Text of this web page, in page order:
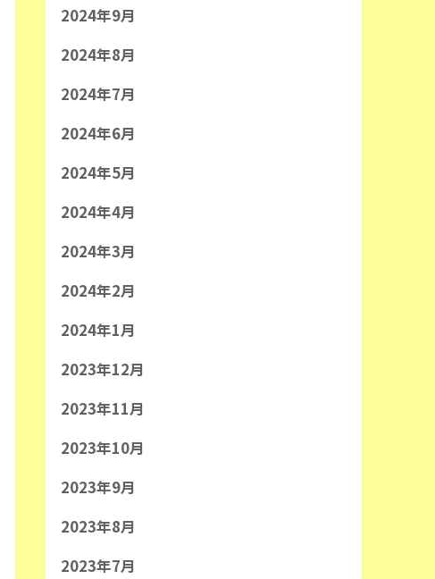
2024年9月
2024年8月
2024年7月
2024年6月
2024年5月
2024年4月
2024年3月
2024年2月
2024年1月
2023年12月
2023年11月
2023年10月
2023年9月
2023年8月
2023年7月